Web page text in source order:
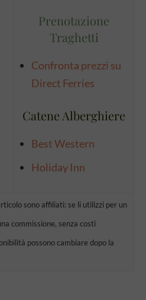
Prenotazione
Traghetti
Confronta prezzi su
Direct Ferries
Catene Alberghiere
Best Western
Holiday Inn
sono affiliati: se li utilizzi per un
commissione, senza costi
possono cambiare dopo la